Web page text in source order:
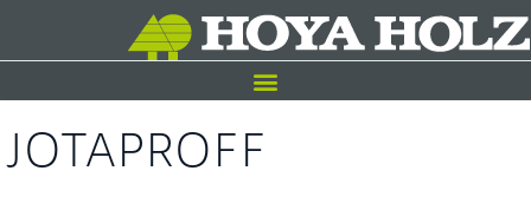
JOTAPROFF